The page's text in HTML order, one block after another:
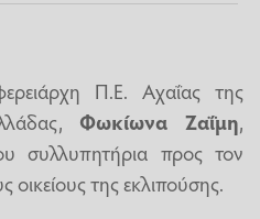
Π.Ε. Αχαΐας της
Φωκίωνα Ζαΐμη,
συλλυπητήρια προς τον
οικείους της εκλιπούσης.